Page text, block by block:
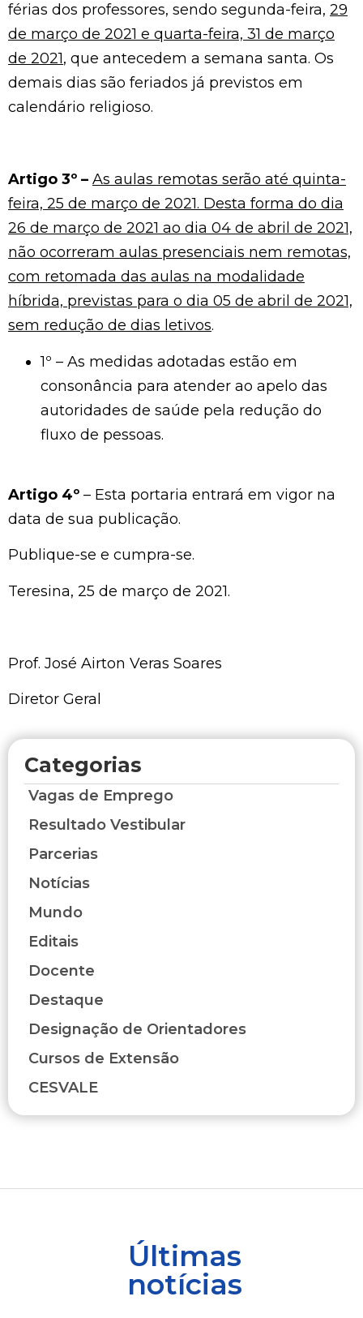
férias dos professores, sendo segunda-feira, 29
de março de 2021 e quarta-feira, 31 de março
de 2021, que antecedem a semana santa. Os
demais dias são feriados já previstos em
calendário religioso.
Artigo 3º – As aulas remotas serão até quinta-
feira, 25 de março de 2021. Desta forma do dia
26 de março de 2021 ao dia 04 de abril de 2021,
não ocorreram aulas presenciais nem remotas,
com retomada das aulas na modalidade
híbrida, previstas para o dia 05 de abril de 2021,
sem redução de dias letivos.
1º – As medidas adotadas estão em
consonância para atender ao apelo das
autoridades de saúde pela redução do
fluxo de pessoas.
Artigo 4º – Esta portaria entrará em vigor na
data de sua publicação.
Publique-se e cumpra-se.
Teresina, 25 de março de 2021.
Prof. José Airton Veras Soares
Diretor Geral
Categorias
Vagas de Emprego
Resultado Vestibular
Parcerias
Notícias
Mundo
Editais
Docente
Destaque
Designação de Orientadores
Cursos de Extensão
CESVALE
Últimas
notícias